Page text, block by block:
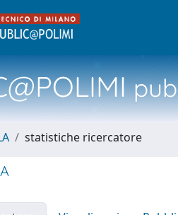
statistiche ricercatore